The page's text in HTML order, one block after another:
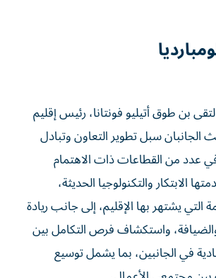
بن طوق أتيليو فونتانا، رئيس إقليم
الجانبان سبل تطوير التعاون وتبادل
عدد من القطاعات ذات الاهتمام
الابتكار والتكنولوجيا الحديثة،
التي يشتهر بها الإقليم، إلى جانب ريادة
واستكشاف فرص التكامل بين
في الجانبين، بما يشمل توسيع